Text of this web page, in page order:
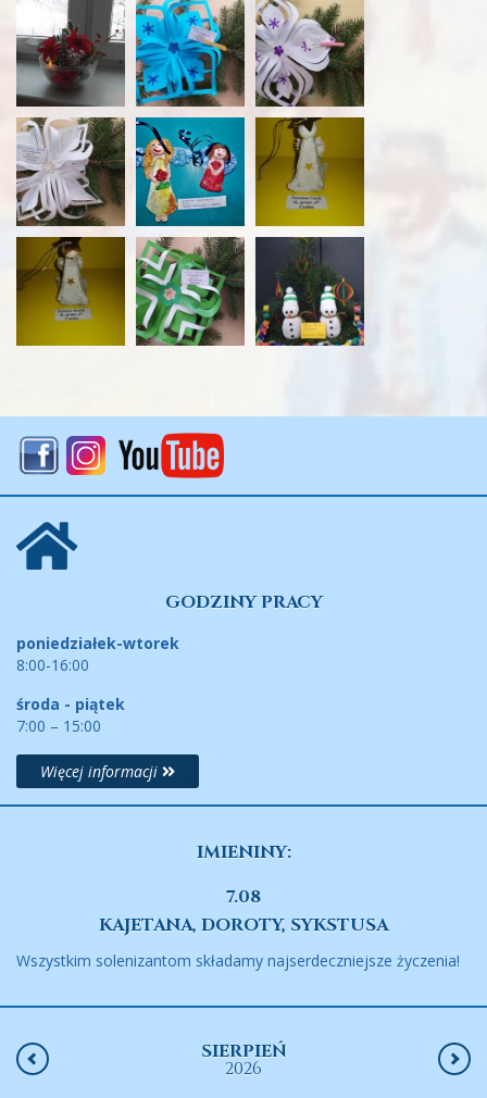
GODZINY PRACY
poniedziałek-wtorek
8:00-16:00
środa - piątek
7:00 – 15:00
Więcej informacji
IMIENINY:
7.08
KAJETANA, DOROTY, SYKSTUSA
Wszystkim solenizantom składamy najserdeczniejsze życzenia!
SIERPIEŃ
2026